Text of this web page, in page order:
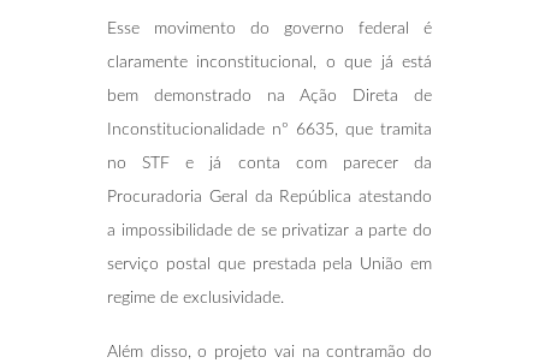
Esse movimento do governo federal é
claramente inconstitucional, o que já está
bem demonstrado na Ação Direta de
Inconstitucionalidade nº 6635, que tramita
no STF e já conta com parecer da
Procuradoria Geral da República atestando
a impossibilidade de se privatizar a parte do
serviço postal que prestada pela União em
regime de exclusividade.
Além disso, o projeto vai na contramão do